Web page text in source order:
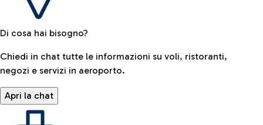
Di cosa hai bisogno?
Chiedi in chat tutte le informazioni su voli, ristoranti,
negozi e servizi in aeroporto.
Apri la chat